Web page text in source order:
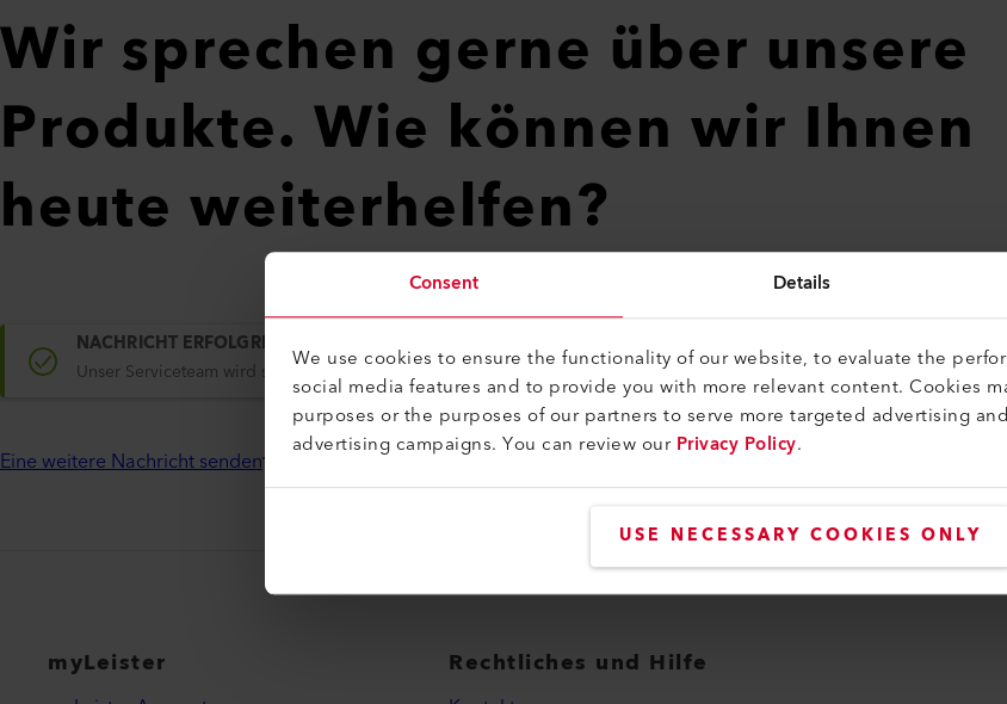
Consent Details
We use cookies to ensure the functionality of our website, to evaluate the
social media features and to provide you with more relevant content. Cookies
purposes or the purposes of our partners to serve more targeted advertising
advertising campaigns. You can review ourPrivacy Policy.
USE NECESSARY COOKIES ONLY
Wir sprechen gerne über unsere
Produkte. Wie können wir Ihnen
heute weiterhelfen?
NACHRICHT ERFOLGREICH VERSENDET
Unser Serviceteam wird sich innerhalb eines Arbeitstages mit Ihnen in Verbindung setzen.
Eine weitere Nachricht senden
myLeister Rechtliches und Hilfe